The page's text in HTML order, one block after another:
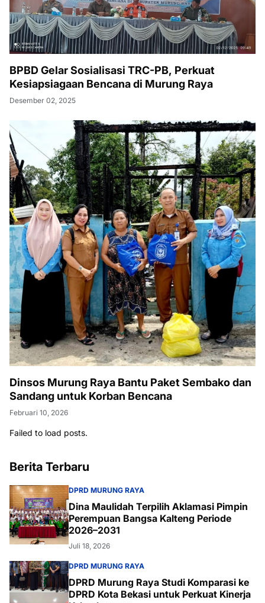
BPBD Gelar Sosialisasi TRC-PB, Perkuat
Kesiapsiagaan Bencana di Murung Raya
Desember 02, 2025
Dinsos Murung Raya Bantu Paket Sembako dan
Sandang untuk Korban Bencana
Februari 10, 2026
Failed to load posts.
Berita Terbaru
DPRD MURUNG RAYA
Dina Maulidah Terpilih Aklamasi Pimpin
Perempuan Bangsa Kalteng Periode
2026–2031
Juli 18, 2026
DPRD MURUNG RAYA
DPRD Murung Raya Studi Komparasi ke
DPRD Kota Bekasi untuk Perkuat Kinerja